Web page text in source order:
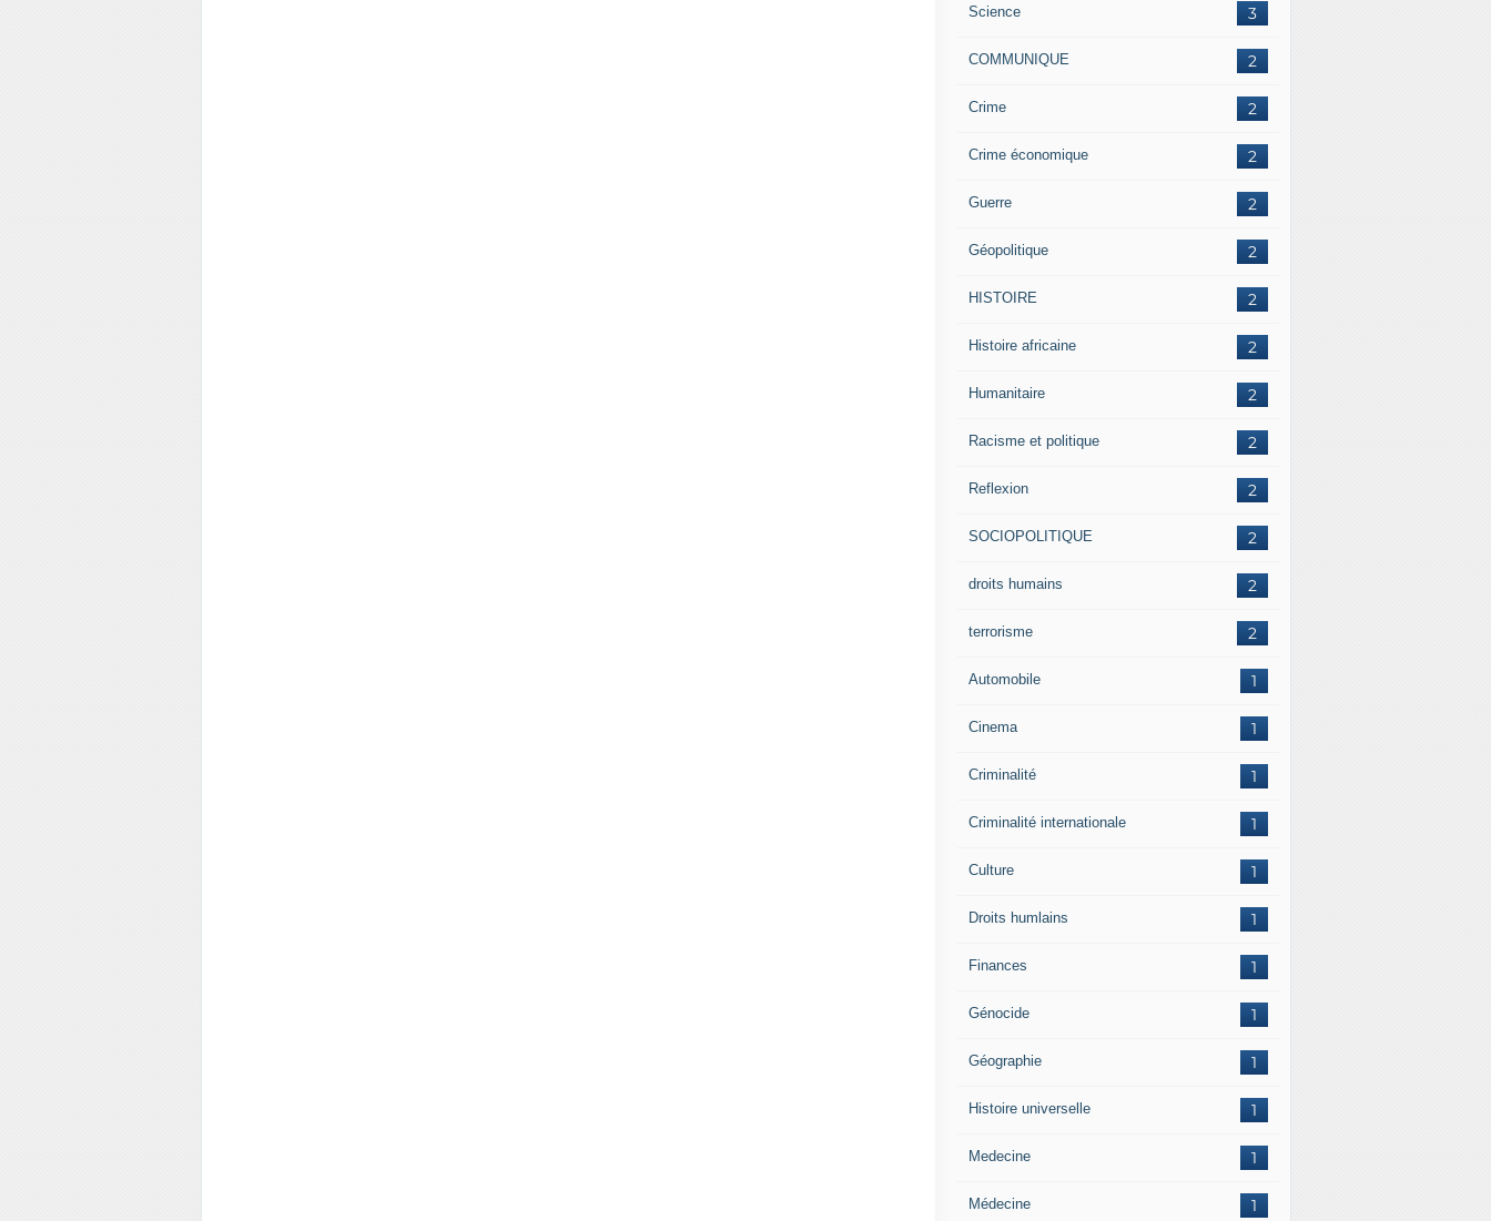
3
Science
2
COMMUNIQUE
2
Crime
2
Crime économique
2
Guerre
2
Géopolitique
2
HISTOIRE
2
Histoire africaine
2
Humanitaire
2
Racisme et politique
2
Reflexion
2
SOCIOPOLITIQUE
2
droits humains
2
terrorisme
1
Automobile
1
Cinema
1
Criminalité
1
Criminalité internationale
1
Culture
1
Droits humlains
1
Finances
1
Génocide
1
Géographie
1
Histoire universelle
1
Medecine
1
Médecine